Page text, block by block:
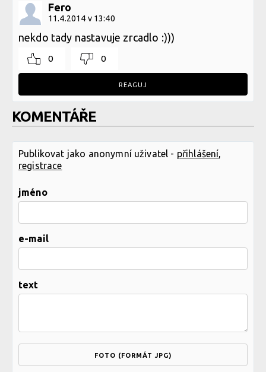
Fero
11.4.2014 v 13:40
nekdo tady nastavuje zrcadlo :)))
0 0
REAGUJ
KOMENTÁŘE
Publikovat jako anonymní uživatel - přihlášení
registrace
jméno
e-mail
text
FOTO (FORMÁT JPG)